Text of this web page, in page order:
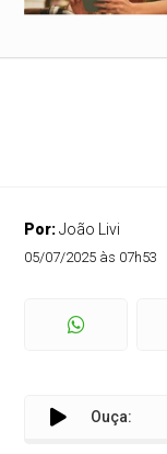
Por:João Livi
05/07/2025 às 07h53
Ouça: